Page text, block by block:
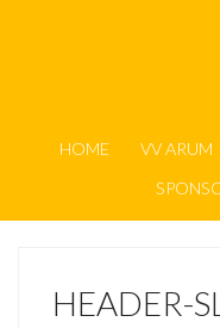
HOME VV ARUM
HEADER-